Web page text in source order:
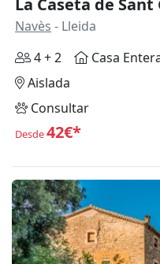
La Caseta de Sant
Navès - Lleida
4 + 2
Casa
Aislada
Consultar
Desde42€*